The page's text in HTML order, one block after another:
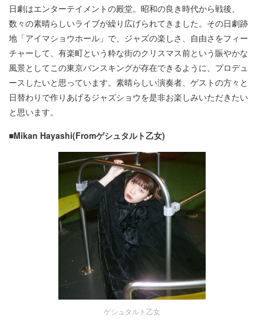
日劇はエンターテイメントの殿堂。昭和の良き時代から戦後、
数々の素晴らしいライブが繰り広げられてきました。その日劇跡
地「アイマショウホール」で、ジャズの楽しさ、自由さをフィー
チャーして、有楽町という粋な街のクリスマス前という賑やかな
風景としてこの東京バンスキングが存在できるように、プロデュ
ースしたいと思っています。素晴らしい演奏者、ゲストの方々と
日替わりで作りあげるジャズショウを是非お楽しみいただきたい
と思います。
■Mikan Hayashi(Fromゲシュタルト乙女)
ゲシュタルト乙女